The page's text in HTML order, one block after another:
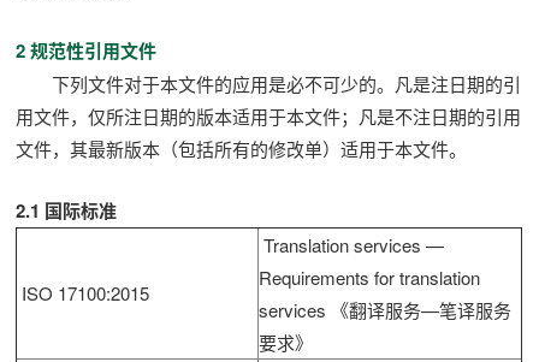
2 规范性引用文件
下列文件对于本文件的应用是必不可少的。凡是注日期的引
用文件，仅所注日期的版本适用于本文件；凡是不注日期的引用
文件，其最新版本（包括所有的修改单）适用于本文件。
2.1 国际标准
ISO 17100:2015
Translation services —
Requirements for translation
services 《翻译服务—笔译服务
要求》